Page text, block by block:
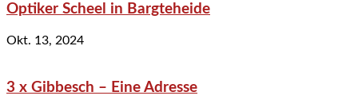
Optiker Scheel in Bargteheide
Okt. 13, 2024
3 x Gibbesch – Eine Adresse